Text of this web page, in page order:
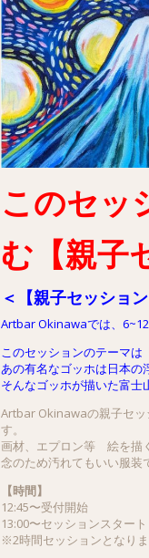
このセッ
む【親子
＜【親子セッショ
Artbar Okinawaでは、
このセッションのテーマは
あの有名なゴッホは日本の
そんなゴッホが描いた富士
Artbar Okinawaの親子セッ
す。
画材、エプロン等 絵を描
念のため汚れてもいい服装
【時間】
12:45〜受付開始
13:00〜セッションスタート
※2時間セッションとなりま